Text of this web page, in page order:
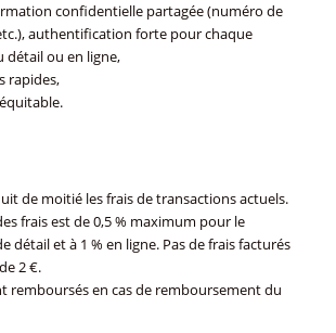
confidentielle partagée (numéro de
authentification forte pour chaque
détail ou en ligne,
rapides,
de moitié les frais de transactions actuels.
frais est de 0,5 % maximum pour le
détail et à 1 % en ligne. Pas de frais facturés
2 €.
remboursés en cas de remboursement du